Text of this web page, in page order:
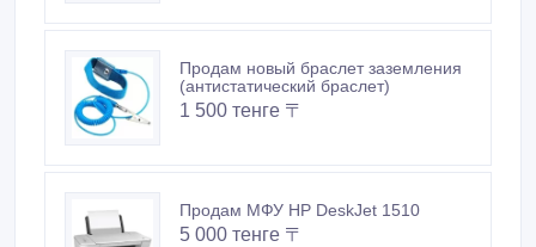
Продам новый браслет заземления
(антистатический браслет)
1 500 тенге 〒
Продам МФУ HP DeskJet 1510
5 000 тенге 〒